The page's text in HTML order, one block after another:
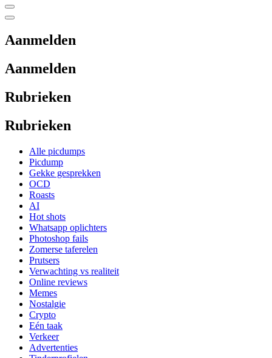
Aanmelden
Aanmelden
Rubrieken
Rubrieken
Alle picdumps
Picdump
Gekke gesprekken
OCD
Roasts
AI
Hot shots
Whatsapp oplichters
Photoshop fails
Zomerse taferelen
Prutsers
Verwachting vs realiteit
Online reviews
Memes
Nostalgie
Crypto
Eén taak
Verkeer
Advertenties